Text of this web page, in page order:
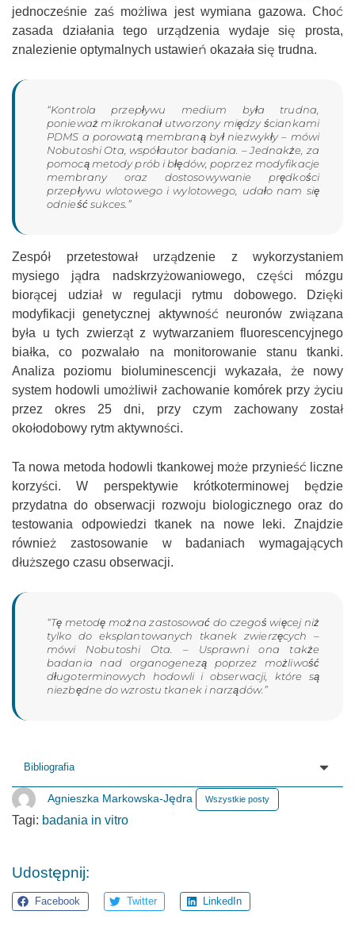
jednocześnie zaś możliwa jest wymiana gazowa. Choć
zasada działania tego urządzenia wydaje się prosta,
znalezienie optymalnych ustawień okazała się trudna.
“Kontrola przepływu medium była trudna,
ponieważ mikrokanał utworzony między ściankami
PDMS a porowatą membraną był niezwykły – mówi
Nobutoshi Ota, współautor badania. – Jednakże, za
pomocą metody prób i błędów, poprzez modyfikacje
membrany oraz dostosowywanie prędkości
przepływu wlotowego i wylotowego, udało nam się
odnieść sukces.”
Zespół przetestował urządzenie z wykorzystaniem
mysiego jądra nadskrzyżowaniowego, części mózgu
biorącej udział w regulacji rytmu dobowego. Dzięki
modyfikacji genetycznej aktywność neuronów związana
była u tych zwierząt z wytwarzaniem fluorescencyjnego
białka, co pozwalało na monitorowanie stanu tkanki.
Analiza poziomu bioluminescencji wykazała, że nowy
system hodowli umożliwił zachowanie komórek przy życiu
przez okres 25 dni, przy czym zachowany został
okołodobowy rytm aktywności.
Ta nowa metoda hodowli tkankowej może przynieść liczne
korzyści. W perspektywie krótkoterminowej będzie
przydatna do obserwacji rozwoju biologicznego oraz do
testowania odpowiedzi tkanek na nowe leki. Znajdzie
również zastosowanie w badaniach wymagających
dłuższego czasu obserwacji.
“Tę metodę można zastosować do czegoś więcej niż
tylko do eksplantowanych tkanek zwierzęcych –
mówi Nobutoshi Ota. – Usprawni ona także
badania nad organogenezą poprzez możliwość
długoterminowych hodowli i obserwacji, które są
niezbędne do wzrostu tkanek i narządów.”
Bibliografia
Agnieszka Markowska-Jędra Wszystkie posty
Tagi: badania in vitro
Udostępnij:
Facebook Twitter LinkedIn